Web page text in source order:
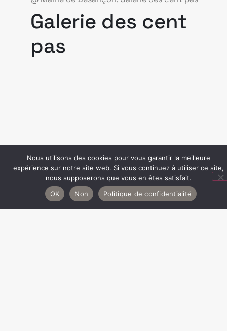
Galerie des cent
pas
Nous utilisons des cookies pour vous garantir la meilleure
expérience sur notre site web. Si vous continuez à utiliser ce site,
nous supposerons que vous en êtes satisfait.
OK
Non Politique de confidentialité